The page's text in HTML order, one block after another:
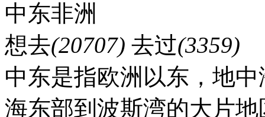
中东非洲
想去(20707) 去过(3359)
中东是指欧洲以东，地
海东部到波斯湾的大片